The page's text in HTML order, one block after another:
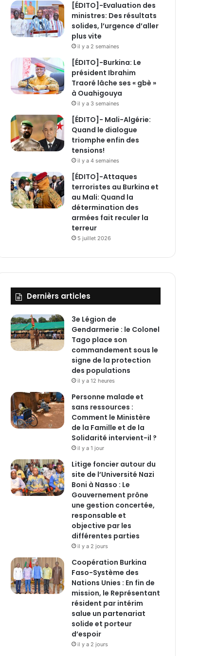
[ÉDITO]-Evaluation des
ministres: Des résultats
solides, l’urgence d’aller
plus vite
il y a 2 semaines
[ÉDITO]-Burkina: Le
président Ibrahim
Traoré lâche ses « gbè »
à Ouahigouya
il y a 3 semaines
[ÉDITO]- Mali-Algérie:
Quand le dialogue
triomphe enfin des
tensions!
il y a 4 semaines
[ÉDITO]-Attaques
terroristes au Burkina et
au Mali: Quand la
détermination des
armées fait reculer la
terreur
5 juillet 2026
Dernièrs articles
3e Légion de
Gendarmerie : le Colonel
Tago place son
commandement sous le
signe de la protection
des populations
il y a 12 heures
Personne malade et
sans ressources :
Comment le Ministère
de la Famille et de la
Solidarité intervient-il ?
il y a 1 jour
Litige foncier autour du
site de l’Université Nazi
Boni à Nasso : Le
Gouvernement prône
une gestion concertée,
responsable et
objective par les
différentes parties
il y a 2 jours
‎Coopération Burkina
Faso-Système des
Nations Unies : En fin de
mission, le Représentant
résident par intérim
salue un partenariat
solide et porteur
d’espoir
il y a 2 jours